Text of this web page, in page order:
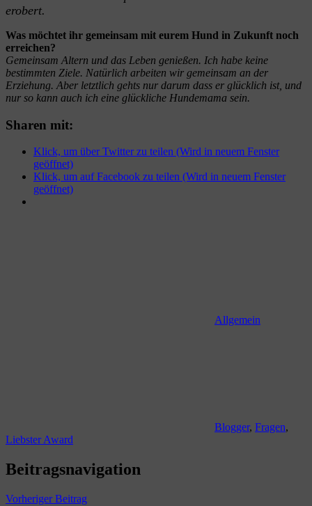
erobert.
Was möchtet ihr gemeinsam mit eurem Hund in Zukunft noch
erreichen?
Gemeinsam Altern und das Leben genießen. Ich habe keine
bestimmten Ziele. Natürlich arbeiten wir gemeinsam an der
Erziehung. Aber letztlich gehts nur darum dass er glücklich ist, und
nur so kann auch ich eine glückliche Hundemama sein.
Sharen mit:
Klick, um über Twitter zu teilen (Wird in neuem Fenster
geöffnet)
Klick, um auf Facebook zu teilen (Wird in neuem Fenster
geöffnet)
Allgemein
Blogger, Fragen,
Liebster Award
Beitragsnavigation
Vorheriger Beitrag